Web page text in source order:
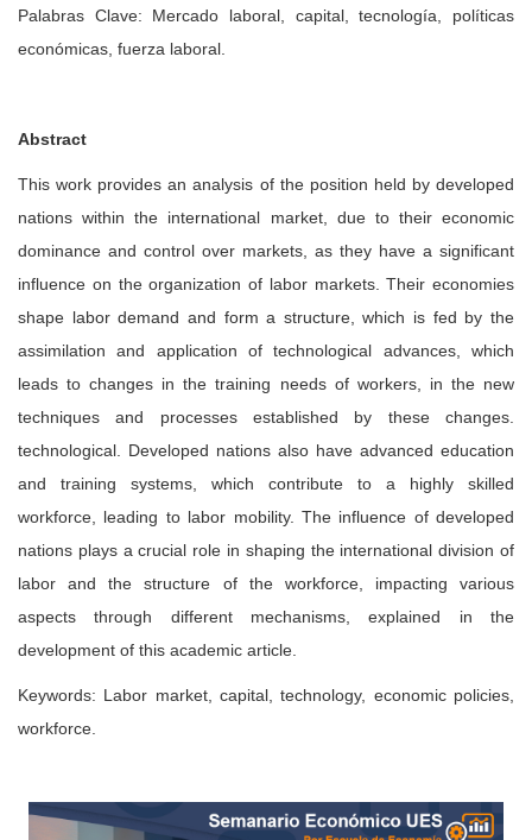
Palabras Clave: Mercado laboral, capital, tecnología, políticas
económicas, fuerza laboral.
Abstract
This work provides an analysis of the position held by developed
nations within the international market, due to their economic
dominance and control over markets, as they have a significant
influence on the organization of labor markets. Their economies
shape labor demand and form a structure, which is fed by the
assimilation and application of technological advances, which
leads to changes in the training needs of workers, in the new
techniques and processes established by these changes.
technological. Developed nations also have advanced education
and training systems, which contribute to a highly skilled
workforce, leading to labor mobility. The influence of developed
nations plays a crucial role in shaping the international division of
labor and the structure of the workforce, impacting various
aspects through different mechanisms, explained in the
development of this academic article.
Keywords: Labor market, capital, technology, economic policies,
workforce.